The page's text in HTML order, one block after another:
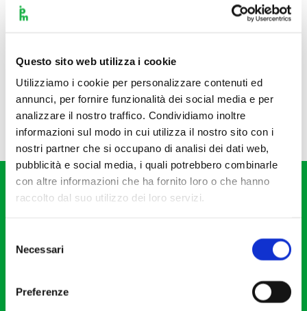
Questo sito web utilizza i cookie
Utilizziamo i cookie per personalizzare contenuti ed
annunci, per fornire funzionalità dei social media e per
analizzare il nostro traffico. Condividiamo inoltre
informazioni sul modo in cui utilizza il nostro sito con i
nostri partner che si occupano di analisi dei dati web,
pubblicità e social media, i quali potrebbero combinarle
con altre informazioni che ha fornito loro o che hanno
raccolto dal suo utilizzo dei loro servizi.
delNecessari
Preferenze
20121 Milano